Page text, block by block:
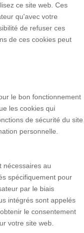
ce site web. Ces
qu'avec votre
de refuser ces
de ces cookies peut
le bon fonctionnement
les cookies qui
de sécurité du site
personnelle.
nécessaires au
spécifiquement pour
par le biais
intégrés sont appelés
le consentement
votre site web.